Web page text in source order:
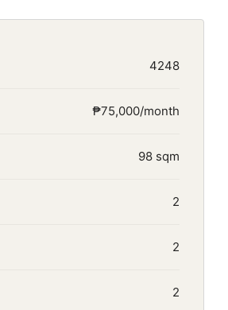
4248
₱75,000/month
98 sqm
2
2
2